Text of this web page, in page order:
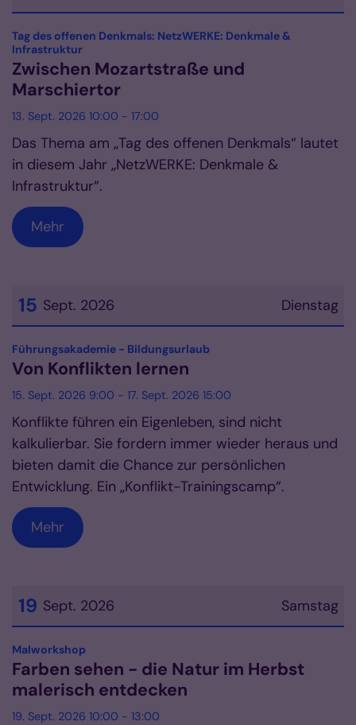
Datum: 13. September 2026
Tag des offenen Denkmals: NetzWERKE: Denkmale &
Infrastruktur:
Zwischen Mozartstraße und
Marschiertor
13. Sept. 2026 10:00 - 17:00
Das Thema am „Tag des offenen Denkmals“ lautet
in diesem Jahr „NetzWERKE: Denkmale &
Infrastruktur“.
Mehr
Dienstag
15 Sept. 2026
Datum: 15. September 2026
Führungsakademie - Bildungsurlaub:
Von Konflikten lernen
15. Sept. 2026 9:00 - 17. Sept. 2026 15:00
Konflikte führen ein Eigenleben, sind nicht
kalkulierbar. Sie fordern immer wieder heraus und
bieten damit die Chance zur persönlichen
Entwicklung. Ein „Konflikt-Trainingscamp“.
Mehr
Samstag
19 Sept. 2026
Datum: 19. September 2026
Malworkshop:
Farben sehen - die Natur im Herbst
malerisch entdecken
19. Sept. 2026 10:00 - 13:00